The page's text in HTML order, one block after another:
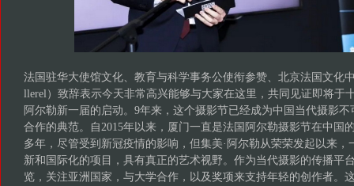
法国驻华大使馆文化、教育与科学事务公使衔参赞、北京法国文化
llerel）致辞表示今天非常高兴能够与大家在这里，共同见证即将于
阿尔勒新一届的启动。9年来，这个摄影节已经成为中国当代摄影
合作的典范。自2015年以来，厦门一直是法国阿尔勒摄影节在中国
多年，尽管受到新冠疫情的影响，但集美·阿尔勒从荣荣发起以来，
新和国际化的项目，具有真正的艺术视野。作为当代摄影的传播平
览，关注亚洲国家，与大学合作，以及奖项来支持年轻的创作者。